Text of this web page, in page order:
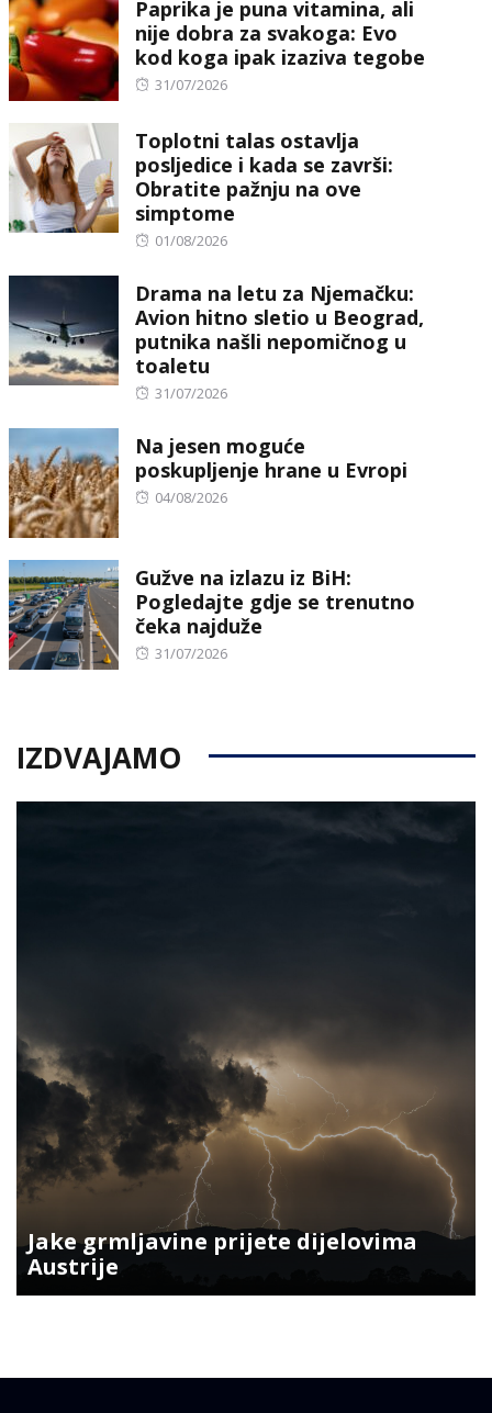
Paprika je puna vitamina, ali
nije dobra za svakoga: Evo
kod koga ipak izaziva tegobe
Posted
31/07/2026
Toplotni talas ostavlja
posljedice i kada se završi:
Obratite pažnju na ove
simptome
Posted
01/08/2026
Drama na letu za Njemačku:
Avion hitno sletio u Beograd,
putnika našli nepomičnog u
toaletu
Posted
31/07/2026
Na jesen moguće
poskupljenje hrane u Evropi
Posted
04/08/2026
Gužve na izlazu iz BiH:
Pogledajte gdje se trenutno
čeka najduže
Posted
31/07/2026
IZDVAJAMO
Jake grmljavine prijete dijelovima
Austrije